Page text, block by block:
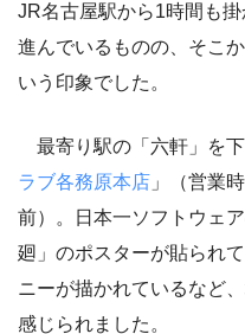
JR名古屋駅から1時間も
進んでいるものの、そこ
いう印象でした。
最寄り駅の「六軒」を下
ラブ各務原本店 」（営業
前）。日本一ソフトウェ
廻」のポスターが貼られ
ニーが描かれているなど
感じられました。